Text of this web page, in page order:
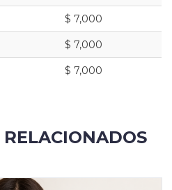
$ 7,000
$ 7,000
$ 7,000